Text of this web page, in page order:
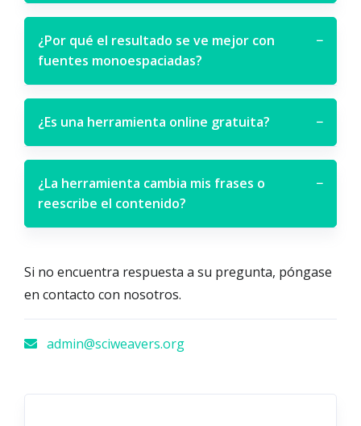
¿Por qué el resultado se ve mejor con
fuentes monoespaciadas?
−
¿Es una herramienta online gratuita? −
¿La herramienta cambia mis frases o
reescribe el contenido?
−
Si no encuentra respuesta a su pregunta, póngase
en contacto con nosotros.
admin@sciweavers.org